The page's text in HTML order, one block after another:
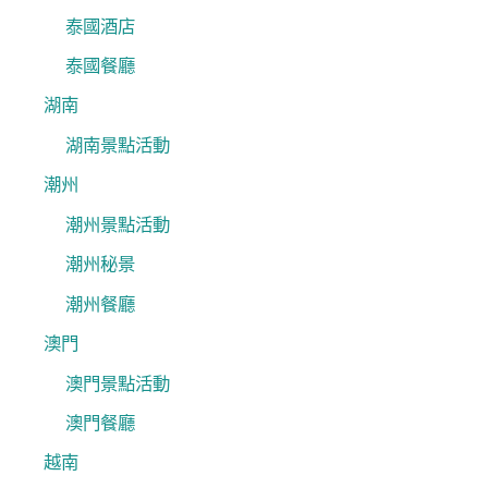
泰國酒店
泰國餐廳
湖南
湖南景點活動
潮州
潮州景點活動
潮州秘景
潮州餐廳
澳門
澳門景點活動
澳門餐廳
越南